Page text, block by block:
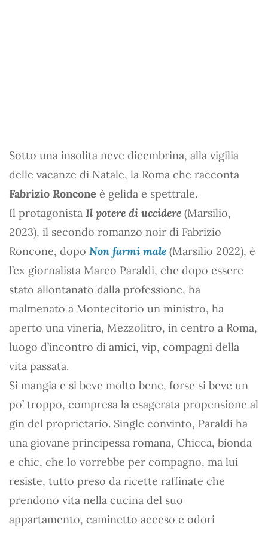
Sotto una insolita neve dicembrina, alla vigilia
delle vacanze di Natale, la Roma che racconta
Fabrizio Roncone è gelida e spettrale.
Il protagonista Il potere di uccidere (Marsilio,
2023), il secondo romanzo noir di Fabrizio
Roncone, dopo Non farmi male (Marsilio 2022), è
l’ex giornalista Marco Paraldi, che dopo essere
stato allontanato dalla professione, ha
malmenato a Montecitorio un ministro, ha
aperto una vineria, Mezzolitro, in centro a Roma,
luogo d’incontro di amici, vip, compagni della
vita passata.
Si mangia e si beve molto bene, forse si beve un
po’ troppo, compresa la esagerata propensione al
gin del proprietario. Single convinto, Paraldi ha
una giovane principessa romana, Chicca, bionda
e chic, che lo vorrebbe per compagno, ma lui
resiste, tutto preso da ricette raffinate che
prendono vita nella cucina del suo
appartamento, caminetto acceso e odori